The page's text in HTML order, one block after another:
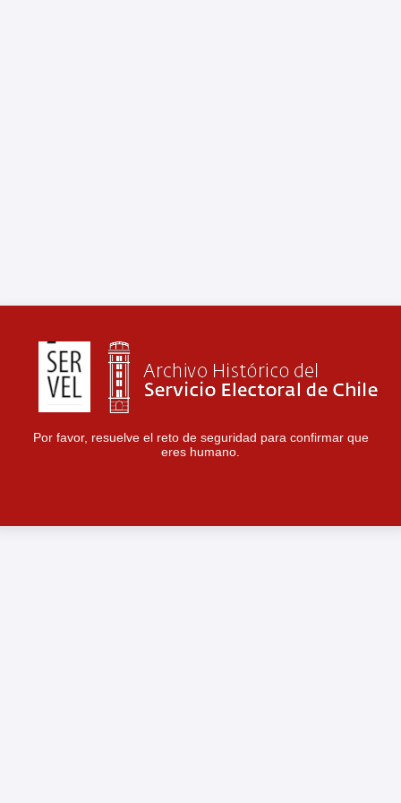
Por favor, resuelve el reto de seguridad para confirmar que
eres humano.